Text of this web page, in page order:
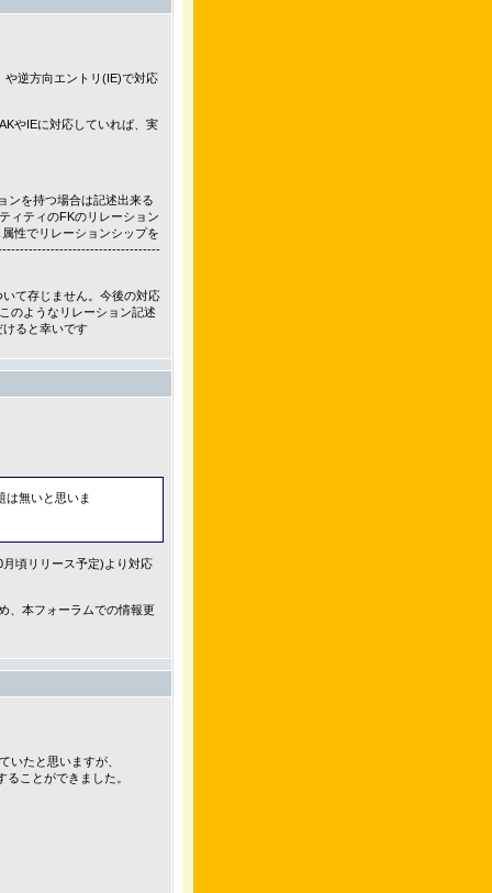
逆方向エントリ(IE)で対応
やIEに対応していれば、実
ンを持つ場合は記述出来る
ィティのFKのリレーション
性でリレーションシップを
て存じません。今後の対応
のようなリレーション記述
ると幸いです
は無いと思いま
頃リリース予定)より対応
、本フォーラムでの情報更
いたと思いますが、
ことができました。